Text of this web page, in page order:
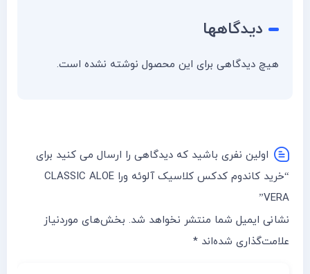
دیدگاهها
هیچ دیدگاهی برای این محصول نوشته نشده است.
اولین نفری باشید که دیدگاهی را ارسال می کنید برای
“خرید کاندوم کدکس کلاسیک آلوئه ورا CLASSIC ALOE
VERA”
نشانی ایمیل شما منتشر نخواهد شد. بخش‌های موردنیاز
علامت‌گذاری شده‌اند *